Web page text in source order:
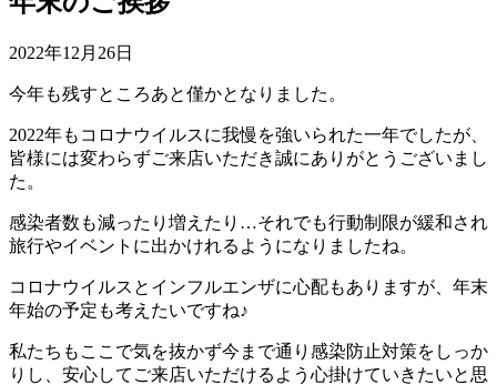
2022年12月26日
今年も残すところあと僅かとなりました。
2022年もコロナウイルスに我慢を強いられた一年でしたが、
皆様には変わらずご来店いただき誠にありがとうございまし
た。
感染者数も減ったり増えたり…それでも行動制限が緩和され
旅行やイベントに出かけれるようになりましたね。
コロナウイルスとインフルエンザに心配もありますが、年末
年始の予定も考えたいですね♪
私たちもここで気を抜かず今まで通り感染防止対策をしっか
りし、安心してご来店いただけるよう心掛けていきたいと思